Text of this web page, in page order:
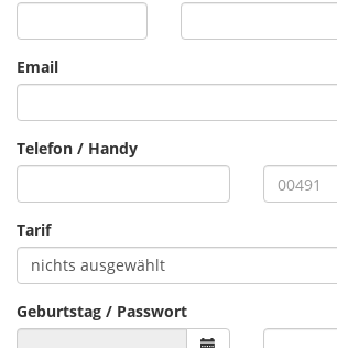
Email
Telefon / Handy
Tarif
nichts ausgewählt
Geburtstag / Passwort